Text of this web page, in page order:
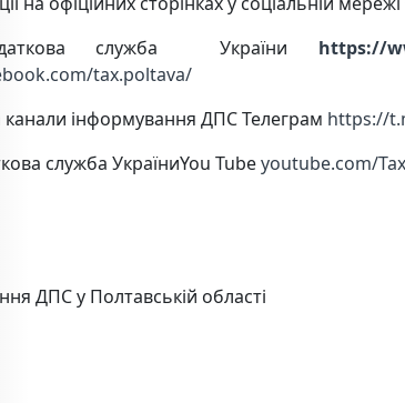
служба України https://
tax.poltava/
канали інформування ДПС Телеграм https://
служба УкраїниYou Tubeyoutube.com/
ДПС у Полтавській області